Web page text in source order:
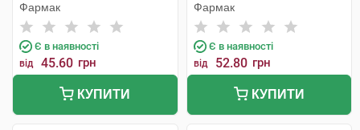
Фармак
Є в наявності
від 45.60 грн
КУПИТИ
Фармак
Є в наявності
від 52.80 грн
КУПИТИ